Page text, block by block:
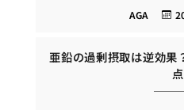
AGA
亜鉛の過剰摂取は逆効果
点